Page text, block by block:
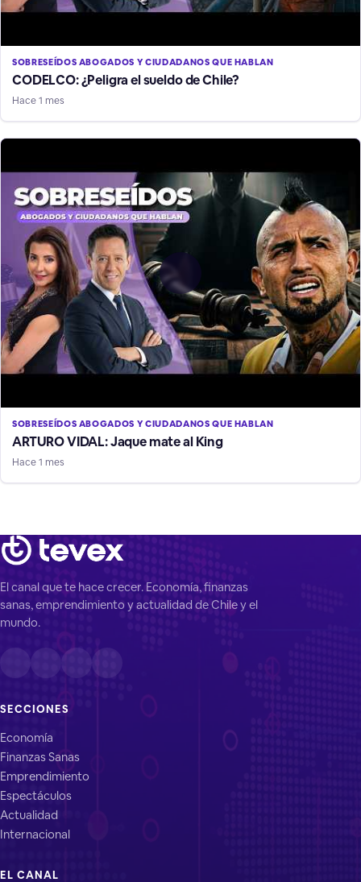
SOBRESEÍDOS ABOGADOS Y CIUDADANOS QUE HABLAN
CODELCO: ¿Peligra el sueldo de Chile?
Hace 1 mes
SOBRESEÍDOS ABOGADOS Y CIUDADANOS QUE HABLAN
ARTURO VIDAL: Jaque mate al King
Hace 1 mes
El canal que te hace crecer. Economía, finanzas
sanas, emprendimiento y actualidad de Chile y el
mundo.
SECCIONES
Economía
Finanzas Sanas
Emprendimiento
Espectáculos
Actualidad
Internacional
EL CANAL